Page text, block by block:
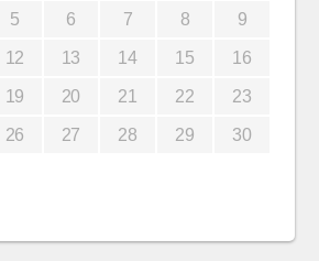
5 6 7 8 9
12 13 14 15 16
19 20 21 22 23
26 27 28 29 30